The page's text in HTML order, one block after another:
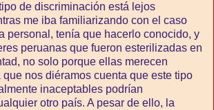
de discriminación está lejos
me iba familiarizando con el caso
personal, tenía que hacerlo conocido, y
peruanas que fueron esterilizadas en
no solo porque ellas merecen
nos diéramos cuenta que este tipo
inaceptables podrían
otro país. A pesar de ello, la